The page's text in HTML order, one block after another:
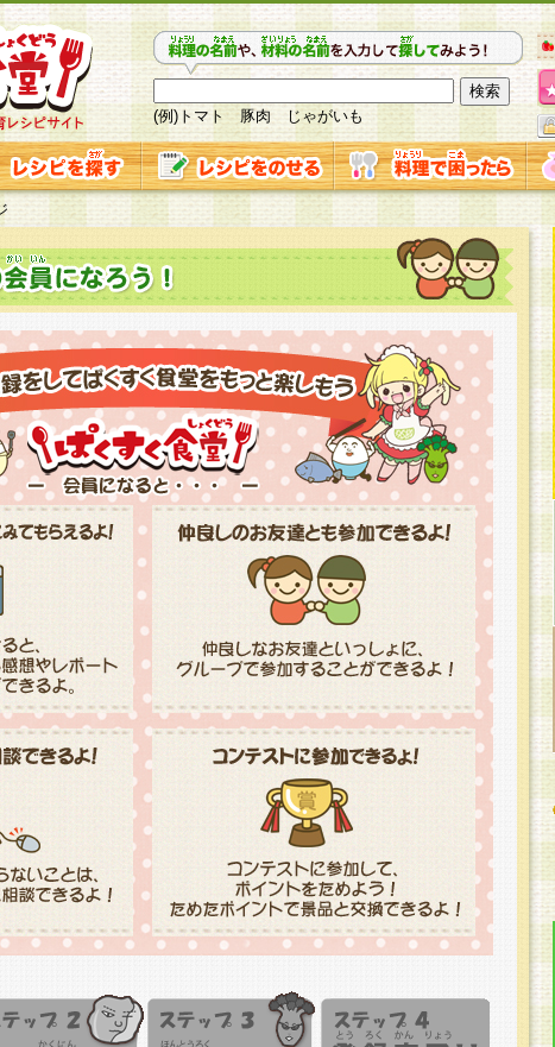
(例)トマト 豚肉 じゃがいも